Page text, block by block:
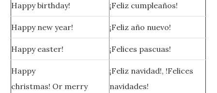
Happy birthday! ¡Feliz cumpleaños!
Happy new year! ¡Feliz año nuevo!
Happy easter! ¡Felices pascuas!
Happy
christmas! Or merry
¡Feliz navidad!, !Felices
navidades!